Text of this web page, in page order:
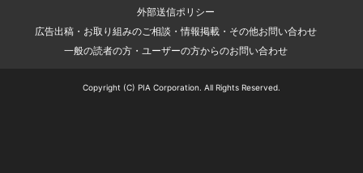
外部送信ポリシー
広告出稿・お取り組みのご相談・情報掲載・その他お問い合わせ
一般の読者の方・ユーザーの方からのお問い合わせ
Copyright (C) PIA Corporation. All Rights Reserved.